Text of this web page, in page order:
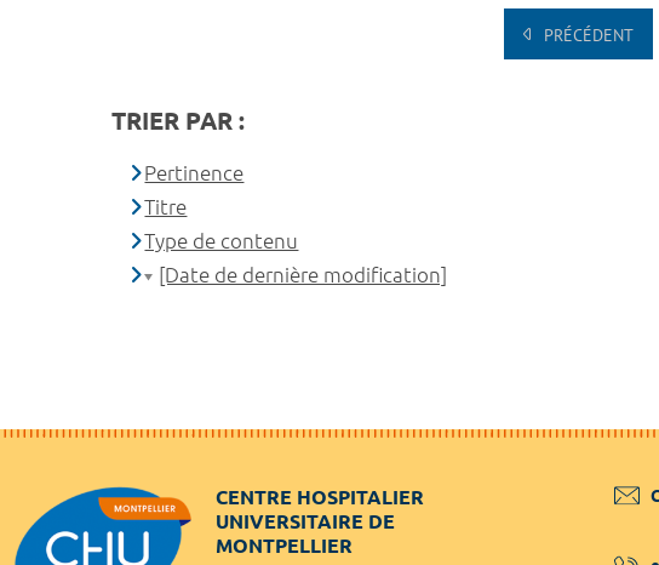
PRÉCÉDENT
TRIER PAR :
Pertinence
Titre
Type de contenu
[Date de dernière modification]
CENTRE HOSPITALIER
UNIVERSITAIRE DE
MONTPELLIER